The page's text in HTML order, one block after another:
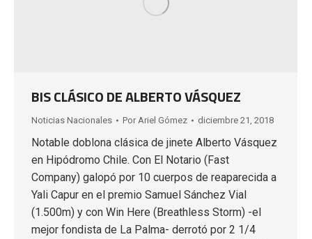
BIS CLÁSICO DE ALBERTO VÁSQUEZ
Noticias Nacionales Por Ariel Gómez diciembre 21, 2018
Notable doblona clásica de jinete Alberto Vásquez
en Hipódromo Chile. Con El Notario (Fast
Company) galopó por 10 cuerpos de reaparecida a
Yali Capur en el premio Samuel Sánchez Vial
(1.500m) y con Win Here (Breathless Storm) -el
mejor fondista de La Palma- derrotó por 2 1/4